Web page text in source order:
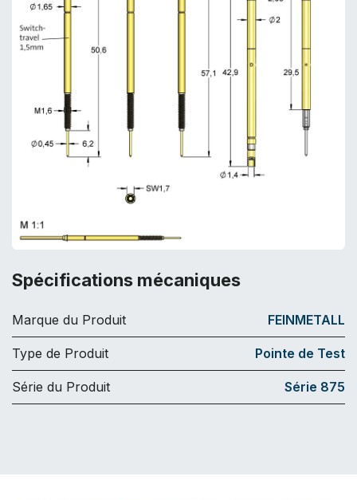
Spécifications mécaniques
Marque du Produit FEINMETALL
Type de Produit Pointe de Test
Série du Produit Série 875